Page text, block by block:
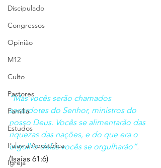
Discipulado
Congressos
Opinião
M12
Culto
Pastores
Família
Estudos
Palavra Apostólica
Igreja
“Mas vocês serão chamados
sacerdotes do Senhor, ministros do
nosso Deus. Vocês se alimentarão das
riquezas das nações, e do que era o
orgulho delas vocês se orgulharão”.
(Isaías 61:6)